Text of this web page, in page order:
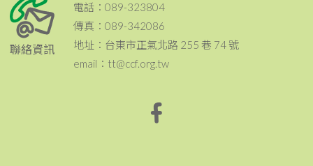
聯絡資訊
電話：089-323804
傳真：089-342086
地址：台東市正氣北路 255 巷 74 號
email：tt@ccf.org.tw